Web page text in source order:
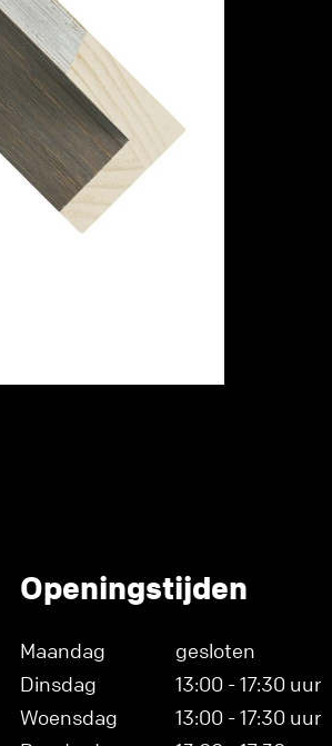
Openingstijden
Maandag
gesloten
Dinsdag
13:00 - 17:30 uur
Woensdag
13:00 - 17:30 uur